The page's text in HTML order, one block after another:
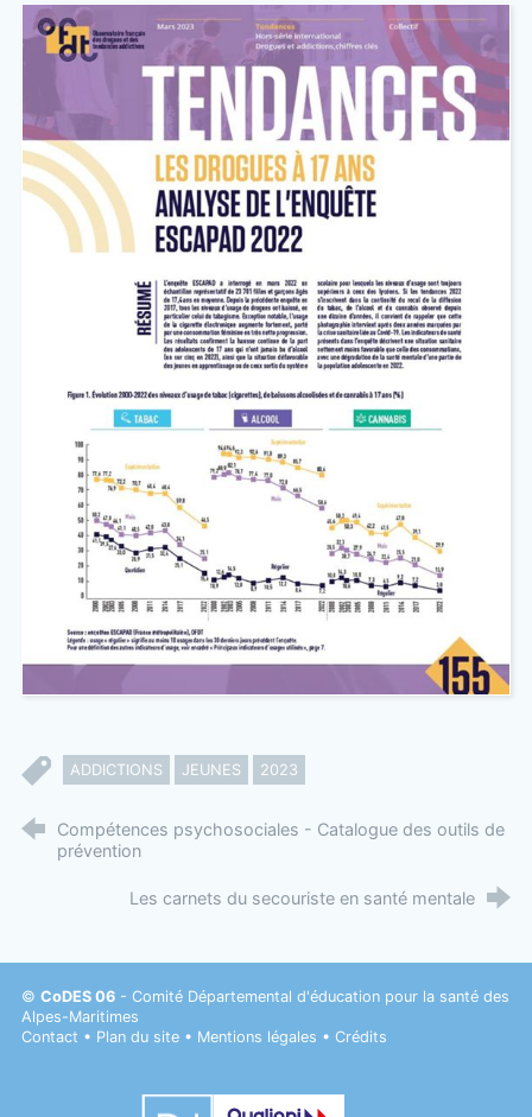
ADDICTIONS JEUNES 2023
Compétences psychosociales - Catalogue des outils de
prévention
Les carnets du secouriste en santé mentale
© CoDES 06- Comité Départemental d'éducation pour la santé des
Alpes-Maritimes
Contact • Plan du site• Mentions légales • Crédits
Datadock